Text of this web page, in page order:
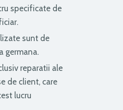
specificate de
sunt de
germana.
reparatii ale
de client, care
lucru